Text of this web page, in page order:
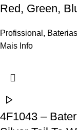
Red, Green,
Profissional , Baterias
Mais Info
4F1043 –